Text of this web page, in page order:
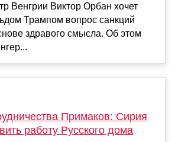
Венгрии Виктор Орбан хочет
Трампом вопрос санкций
здравого смысла. Об этом
Примаков: Сирия
работу Русского дома